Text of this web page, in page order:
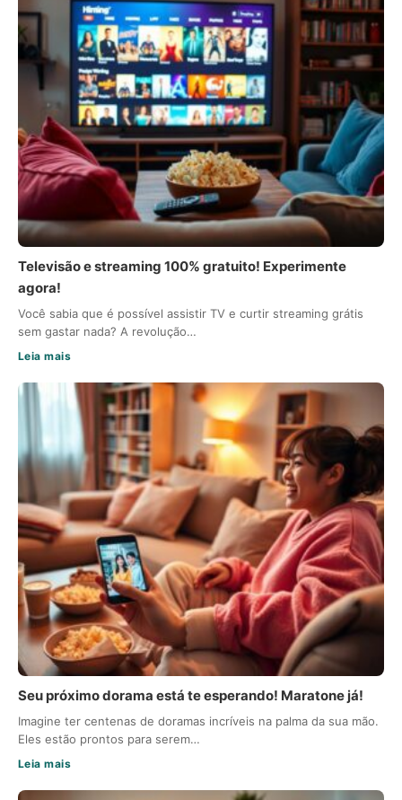
Televisão e streaming 100% gratuito! Experimente
agora!
Você sabia que é possível assistir TV e curtir streaming grátis
sem gastar nada? A revolução…
Leia mais
Seu próximo dorama está te esperando! Maratone já!
Imagine ter centenas de doramas incríveis na palma da sua mão.
Eles estão prontos para serem…
Leia mais